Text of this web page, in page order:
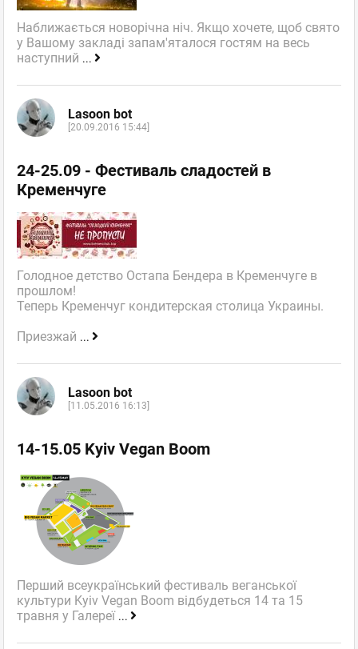
Наближається новорічна ніч. Якщо хочете, щоб свято
у Вашому закладі запам'яталося гостям на весь
наступний ...
Lasoon bot
[20.09.2016 15:44]
24-25.09 - Фестиваль сладостей в
Кременчуге
Голодное детство Остапа Бендера в Кременчуге в
прошлом!
Теперь Кременчуг кондитерская столица Украины.
Приезжай ...
Lasoon bot
[11.05.2016 16:13]
14-15.05 Kyiv Vegan Boom
Перший всеукраїнський фестиваль веганської
культури Kyiv Vegan Boom відбудеться 14 та 15
травня у Галереї ...